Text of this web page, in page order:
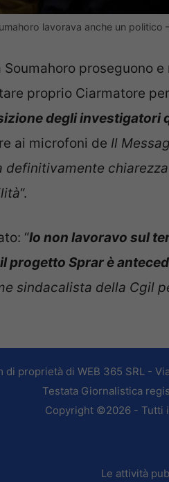
lavorava anche un politico
proseguono
proprio Ciarmatore
degli investigatori
ai microfoni de Il
“.
“Io non lavoravo sul
progetto Sprar è
sindacalista della Cgil
di proprietà di WEB 365 SRL -
Testata Giornalistica
Copyright ©2026 - Tutti
Le attività